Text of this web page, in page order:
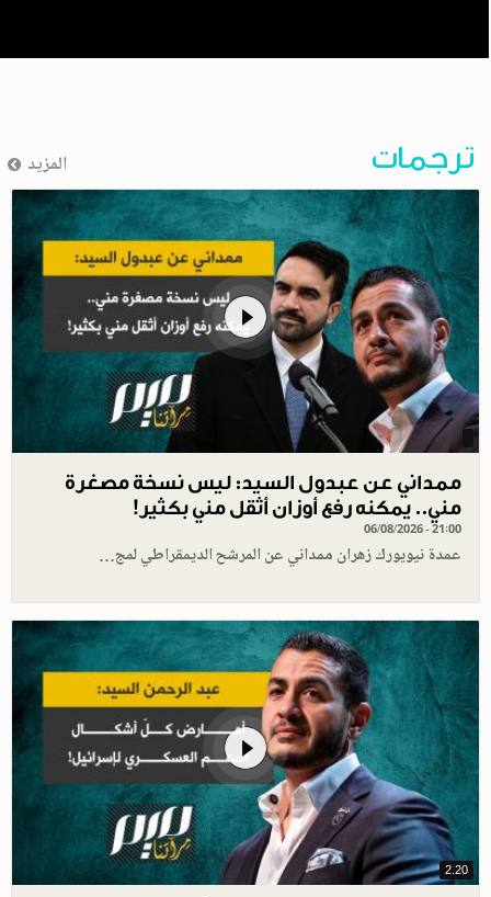
ترجمات المزيد
ممداني عن عبدول السيد: ليس نسخة مصغرة
مني.. يمكنه رفع أوزان أثقل مني بكثير!
06/08/2026 - 21:00
عمدة نيويورك زهران ممداني عن المرشح الديمقراطي لمج…
2.20